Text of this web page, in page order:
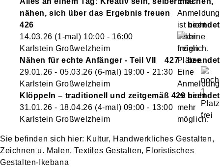
nähen, sich über das Ergebnis freuen
426
14.03.26 (1-mal) 10:00 - 16:00
Karlstein Großwelzheim
Nähen für echte Anfänger - Teil VII
427
29.01.26 - 05.03.26 (6-mal) 19:00 - 21:30
Karlstein Großwelzheim
Klöppeln – traditionell und zeitgemäß 429
31.01.26 - 18.04.26 (4-mal) 09:00 - 13:00
Karlstein Großwelzheim
Kultur, Handwerkliches Gestalten,
Zeichnen u. Malen, Textiles Gestalten, Floristisches
Gestalten-Ikebana